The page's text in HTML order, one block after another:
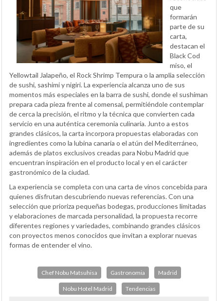
que
formarán
parte de su
carta,
destacan el
Black Cod
miso, el
Yellowtail Jalapeño, el Rock Shrimp Tempura o la amplia selección
de sushi, sashimi y nigiri. La experiencia alcanza uno de sus
momentos más especiales en la barra de sushi, donde el sushiman
prepara cada pieza frente al comensal, permitiéndole contemplar
de cerca la precisión, el ritmo y la técnica que convierten cada
servicio en una auténtica ceremonia culinaria. Junto a estos
grandes clásicos, la carta incorpora propuestas elaboradas con
ingredientes como la lubina canaria o el atún del Mediterráneo,
además de platos exclusivos creadas para Nobu Madrid que
encuentran inspiración en el producto local y en el carácter
gastronómico de la ciudad.
La experiencia se completa con una carta de vinos concebida para
quienes disfrutan descubriendo nuevas referencias. Con una
selección que prioriza pequeñas bodegas, producciones limitadas
y elaboraciones de marcada personalidad, la propuesta recorre
diferentes regiones y variedades, combinando grandes clásicos
con proyectos menos conocidos que invitan a explorar nuevas
formas de entender el vino.
Chef Nobu Matsuhisa Gastronomia Madrid
Nobu Hotel Madrid Tendencias